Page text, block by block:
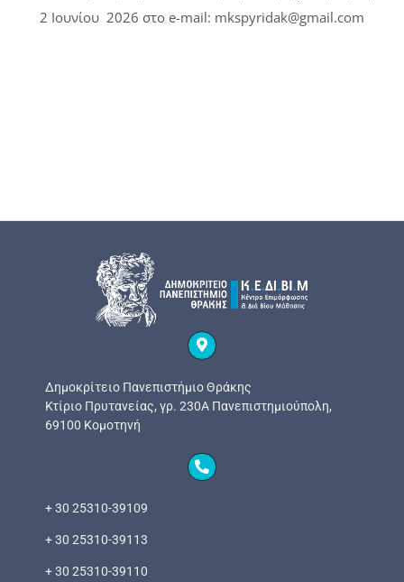
2 Ιουνίου 2026 στο e-mail: mkspyridak@gmail.com
Δημοκρίτειο Πανεπιστήμιο Θράκης
Κτίριο Πρυτανείας, γρ. 230Α Πανεπιστημιούπολη,
69100 Κομοτηνή
+ 30 25310-39109
+ 30 25310-39113
+ 30 25310-39110